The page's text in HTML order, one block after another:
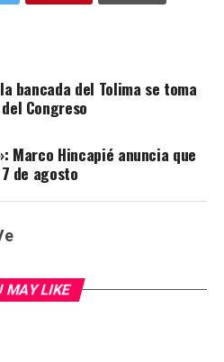
bancada del Tolima se toma
Congreso
Marco Hincapié anuncia que
de agosto
MAY LIKE